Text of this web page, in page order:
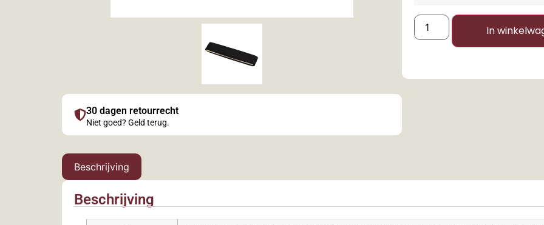
30 dagen retourrecht
Niet goed? Geld terug.
In
Beschrijving
Beschrijving